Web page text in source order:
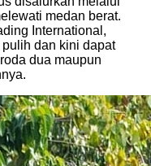
medan berat.
International,
dan kini dapat
dua maupun